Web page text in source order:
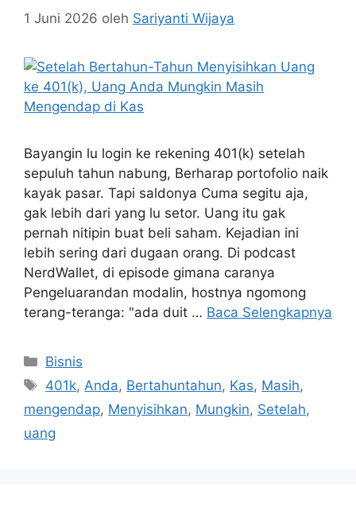
1 Juni 2026 oleh Sariyanti Wijaya
Bayangin lu login ke rekening 401(k) setelah
sepuluh tahun nabung, Berharap portofolio naik
kayak pasar. Tapi saldonya Cuma segitu aja,
gak lebih dari yang lu setor. Uang itu gak
pernah nitipin buat beli saham. Kejadian ini
lebih sering dari dugaan orang. Di podcast
NerdWallet, di episode gimana caranya
Pengeluarandan modalin, hostnya ngomong
terang-teranga: "ada duit … Baca Selengkapnya
Kategori
Bisnis
Tag
401k, Anda, Bertahuntahun, Kas, Masih,
mengendap, Menyisihkan, Mungkin, Setelah,
uang